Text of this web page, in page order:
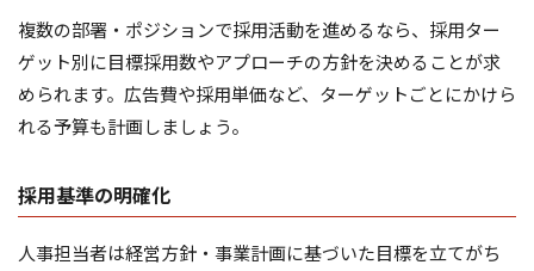
複数の部署・ポジションで採用活動を進めるなら、採用ター
ゲット別に目標採用数やアプローチの方針を決めることが求
められます。広告費や採用単価など、ターゲットごとにかけら
れる予算も計画しましょう。
採用基準の明確化
人事担当者は経営方針・事業計画に基づいた目標を立てがち